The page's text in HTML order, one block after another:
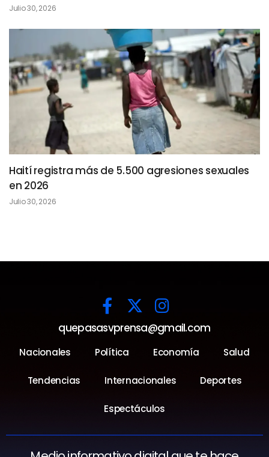
Julio 30, 2026
Haití registra más de 5.500 agresiones sexuales
en 2026
Julio 30, 2026
quepasasvprensa@gmail.com
Nacionales Política Economía Salud
Tendencias Internacionales Deportes
Espectáculos